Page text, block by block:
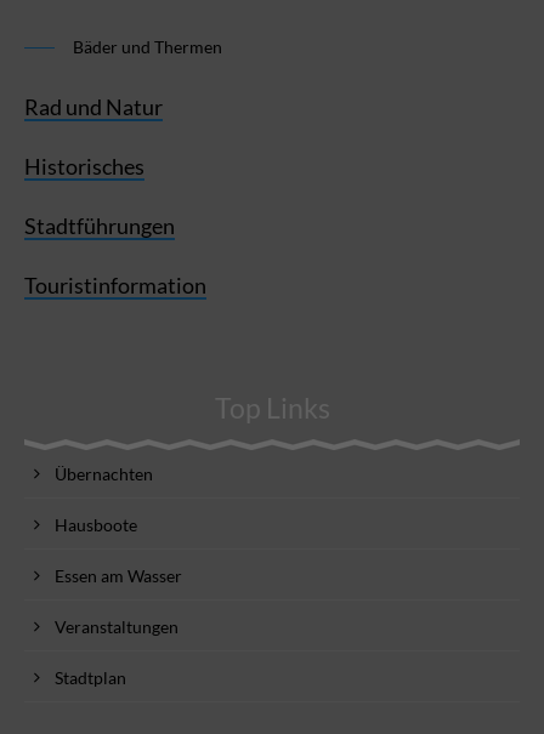
Bäder und Thermen
Rad und Natur
Historisches
Stadtführungen
Touristinformation
Top Links
Übernachten
Hausboote
Essen am Wasser
Veranstaltungen
Stadtplan